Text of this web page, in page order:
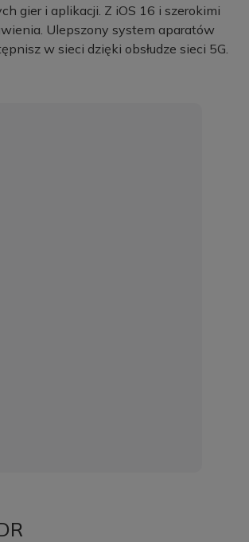
gier i aplikacji. Z iOS 16 i szerokimi
Ulepszony system aparatów
w sieci dzięki obsłudze sieci 5G.